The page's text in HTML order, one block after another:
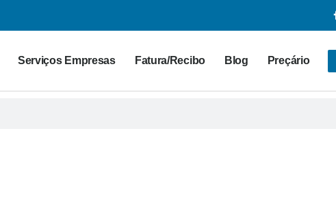
Serviços Empresas Fatura/Recibo Blog Preçário